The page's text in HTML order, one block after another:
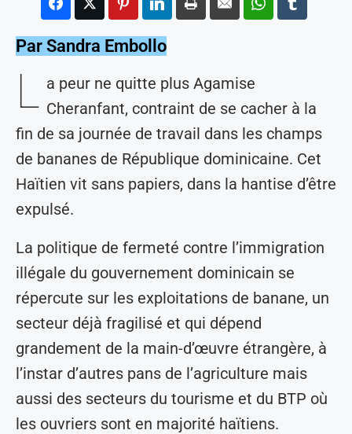
Par Sandra Embollo
L a peur ne quitte plus Agamise
Cheranfant, contraint de se cacher à la
fin de sa journée de travail dans les champs
de bananes de République dominicaine. Cet
Haïtien vit sans papiers, dans la hantise d’être
expulsé.
La politique de fermeté contre l’immigration
illégale du gouvernement dominicain se
répercute sur les exploitations de banane, un
secteur déjà fragilisé et qui dépend
grandement de la main-d’œuvre étrangère, à
l’instar d’autres pans de l’agriculture mais
aussi des secteurs du tourisme et du BTP où
les ouvriers sont en majorité haïtiens.